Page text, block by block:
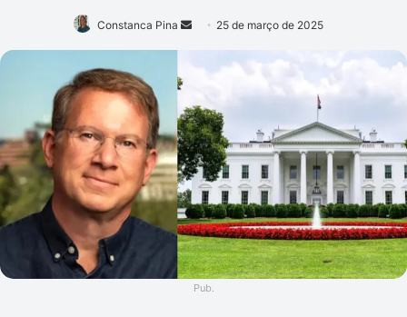
Constanca Pina
Mande
e-
25 de março de 2025
Pub.